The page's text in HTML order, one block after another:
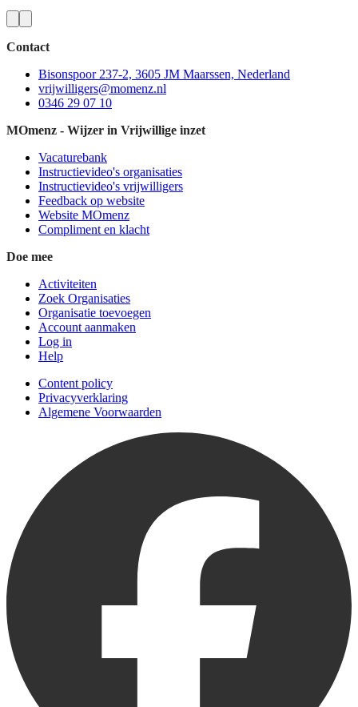
Contact
Bisonspoor 237-2, 3605 JM Maarssen, Nederland
vrijwilligers@momenz.nl
0346 29 07 10
MOmenz - Wijzer in Vrijwillige inzet
Vacaturebank
Instructievideo's organisaties
Instructievideo's vrijwilligers
Feedback op website
Website MOmenz
Compliment en klacht
Doe mee
Activiteiten
Zoek Organisaties
Organisatie toevoegen
Account aanmaken
Log in
Help
Content policy
Privacyverklaring
Algemene Voorwaarden